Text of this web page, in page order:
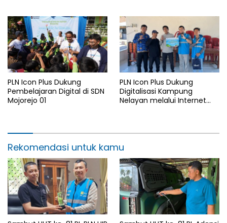
PLN Icon Plus Dukung
Pembelajaran Digital di SDN
Mojorejo 01
PLN Icon Plus Dukung
Digitalisasi Kampung
Nelayan melalui Internet
Rekomendasi untuk kamu